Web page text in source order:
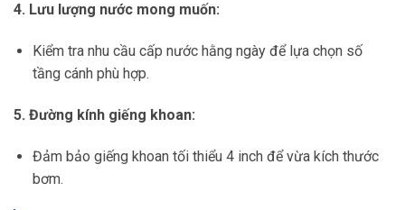
4. Lưu lượng nước mong muốn:
Kiểm tra nhu cầu cấp nước hằng ngày để lựa chọn số
tầng cánh phù hợp.
5. Đường kính giếng khoan:
Đảm bảo giếng khoan tối thiểu 4 inch để vừa kích thước
bơm.